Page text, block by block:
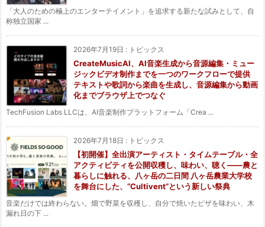
「大人のための極上のエンターテイメント」を追求する新たな試みとして、自
称独立国家 ...
2026年7月19日 : トピックス
CreateMusicAI、AI音楽生成から音源編集・ミュー
ジックビデオ制作までを一つのワークフローで提供
テキストや歌詞から楽曲を生成し、音源編集から動画
化までブラウザ上でつなぐ
TechFusion Labs LLCは、AI音楽制作プラットフォーム「Crea ...
2026年7月18日 : トピックス
【初開催】全出演アーティスト・タイムテーブル・全
アクティビティを公開収穫し、味わい、聴く——農と
暮らしに触れる、八ヶ岳の二日間 八ヶ岳農業大学校
を舞台にした、“Cultivent”という新しい祭典
音楽だけでは終わらない。畑で野菜を収穫し、自分で焼いたピザを味わい、木
漏れ日の下 ...